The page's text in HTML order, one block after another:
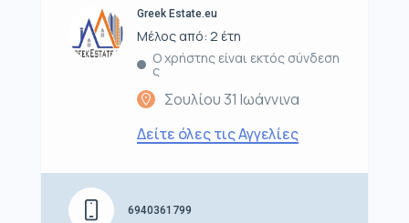
Greek Estate.eu
Μέλος από: 2 έτη
Ο χρήστης είναι εκτός σύνδεση
ς
Σουλίου 31 Ιωάννινα
Δείτε όλες τις Αγγελίες
6940361799